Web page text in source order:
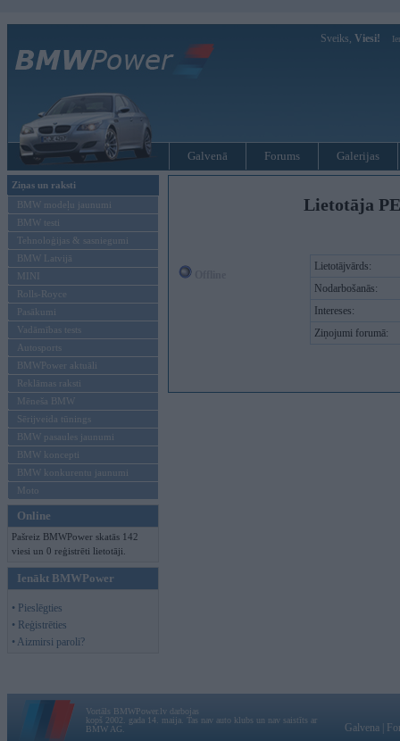
Sveiks, Viesi!
Galvenā Forums Galerijas
Ziņas un raksti
BMW modeļu jaunumi
BMW testi
Tehnoloģijas & sasniegumi
BMW Latvijā
MINI
Rolls-Royce
Pasākumi
Vadāmības tests
Autosports
BMWPower aktuāli
Reklāmas raksti
Mēneša BMW
Sērijveida tūnings
BMW pasaules jaunumi
BMW koncepti
BMW konkurentu jaunumi
Moto
Online
Pašreiz BMWPower skatās 142
viesi un 0 reģistrēti lietotāji.
Ienākt BMWPower
• Pieslēgties
• Reģistrēties
• Aizmirsi paroli?
Lietotāja
Lietotājvārds:
Nodarbošanās:
Intereses:
Ziņojumi forumā:
Vortāls BMWPower.lv darbojas
kopš 2002. gada 14. maija. Tas nav auto klubs un nav saistīts ar
BMW AG.
Galvena